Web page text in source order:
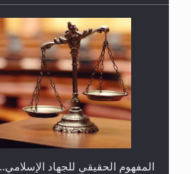
هل يجوز فتح مشروع كوافير
المحجبات؟
المفهوم الحقيقي للجهاد الإسلامي..